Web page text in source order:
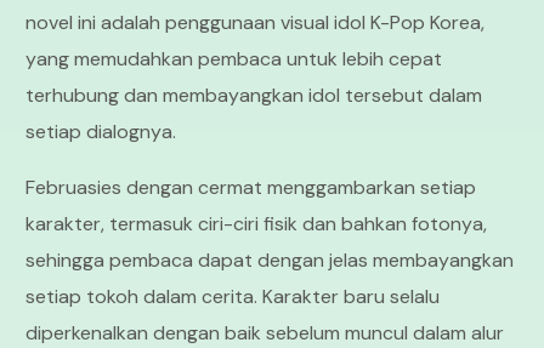
novel ini adalah penggunaan visual idol K-Pop Korea,
yang memudahkan pembaca untuk lebih cepat
terhubung dan membayangkan idol tersebut dalam
setiap dialognya.
Februasies dengan cermat menggambarkan setiap
karakter, termasuk ciri-ciri fisik dan bahkan fotonya,
sehingga pembaca dapat dengan jelas membayangkan
setiap tokoh dalam cerita. Karakter baru selalu
diperkenalkan dengan baik sebelum muncul dalam alur